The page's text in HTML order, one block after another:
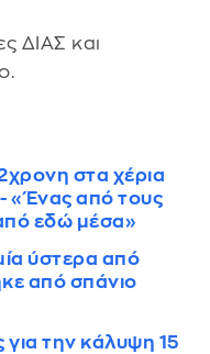
ΔΙΑΣ και
στα χέρια
«Ένας από τους
εδώ μέσα»
ύστερα από
από σπάνιο
την κάλυψη 15